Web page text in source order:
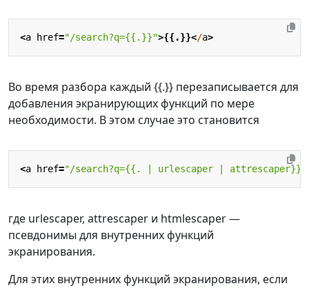
<a href="/search?q={{.}}">{{.}}</a>
Во время разбора каждый {{.}} перезаписывается для
добавления экранирующих функций по мере
необходимости. В этом случае это становится
<a href="/search?q={{. | urlescaper | attrescaper}}"
где urlescaper, attrescaper и htmlescaper —
псевдонимы для внутренних функций
экранирования.
Для этих внутренних функций экранирования, если